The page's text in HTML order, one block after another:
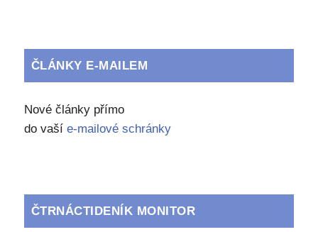
ČLÁNKY E-MAILEM
Nové články přímo
do vaší e-mailové schránky
ČTRNÁCTIDENÍK MONITOR